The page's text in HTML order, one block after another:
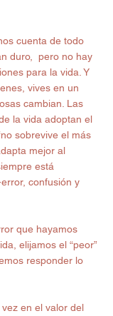
cuenta de todo
duro,  pero no hay
para la vida. Y
vives en un
cambian. Las
la vida adoptan el
sobrevive el más
mejor al
está
confusión y
que hayamos
elijamos el “peor”
responder lo
en el valor del